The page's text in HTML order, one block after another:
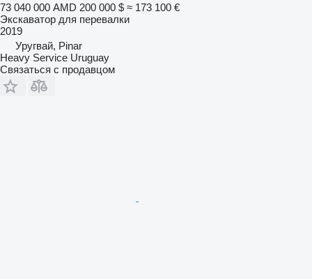
73 040 000 AMD 200 000 $ ≈ 173 100 €
Экскаватор для перевалки
2019
Уругвай, Pinar
Heavy Service Uruguay
Связаться с продавцом